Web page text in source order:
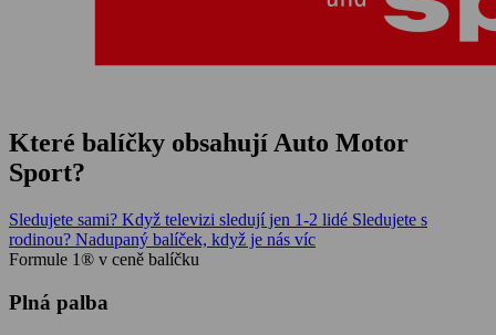
Které balíčky obsahují Auto Motor
Sport?
Sledujete sami? Když televizi sledují jen 1-2 lidé Sledujete s
rodinou? Nadupaný balíček, když je nás víc
Formule 1® v ceně balíčku
Plná palba